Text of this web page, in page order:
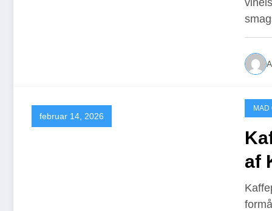
februar 14, 2026
MAD
af